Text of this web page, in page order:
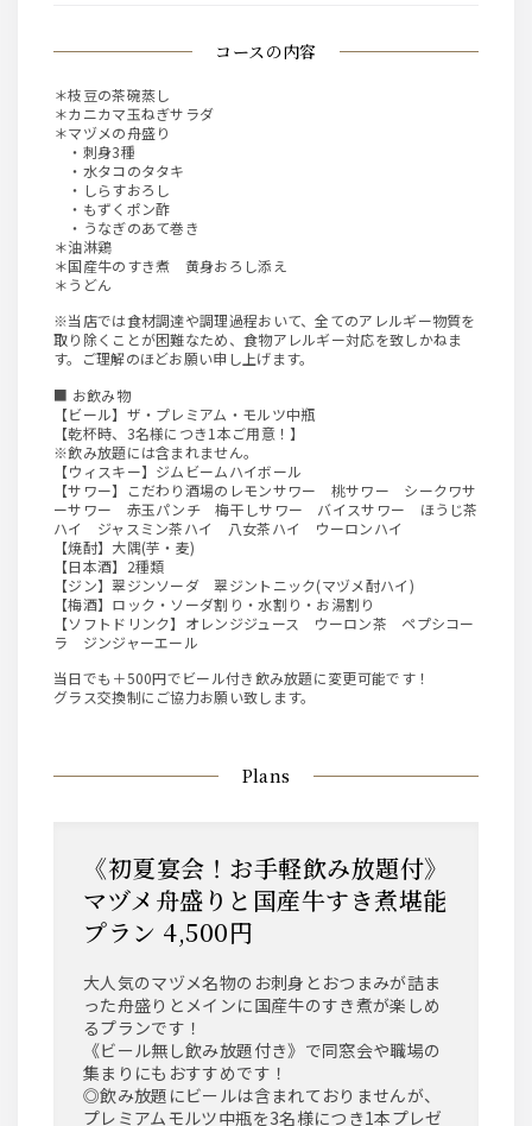
コースの内容
＊枝豆の茶碗蒸し
＊カニカマ玉ねぎサラダ
＊マヅメの舟盛り
・刺身3種
・水タコのタタキ
・しらすおろし
・もずくポン酢
・うなぎのあて巻き
＊油淋鶏
＊国産牛のすき煮 黄身おろし添え
＊うどん
※当店では食材調達や調理過程おいて、全てのアレルギー物質を
取り除くことが困難なため、食物アレルギー対応を致しかねま
す。ご理解のほどお願い申し上げます。
■ お飲み物
【ビール】ザ・プレミアム・モルツ中瓶
【乾杯時、3名様につき1本ご用意！】
※飲み放題には含まれません。
【ウィスキー】ジムビームハイボール
【サワー】こだわり酒場のレモンサワー 桃サワー シークワサ
ーサワー 赤玉パンチ 梅干しサワー バイスサワー ほうじ茶
ハイ ジャスミン茶ハイ 八女茶ハイ ウーロンハイ
【焼酎】大隅(芋・麦)
【日本酒】2種類
【ジン】翠ジンソーダ 翠ジントニック(マヅメ酎ハイ)
【梅酒】ロック・ソーダ割り・水割り・お湯割り
【ソフトドリンク】オレンジジュース ウーロン茶 ペプシコー
ラ ジンジャーエール
当日でも＋500円でビール付き飲み放題に変更可能です！
グラス交換制にご協力お願い致します。
Plans
《初夏宴会！お手軽飲み放題付》
マヅメ舟盛りと国産牛すき煮堪能
プラン 4,500円
大人気のマヅメ名物のお刺身とおつまみが詰ま
った舟盛りとメインに国産牛のすき煮が楽しめ
るプランです！
《ビール無し飲み放題付き》で同窓会や職場の
集まりにもおすすめです！
◎飲み放題にビールは含まれておりませんが、
プレミアムモルツ中瓶を3名様につき1本プレゼ